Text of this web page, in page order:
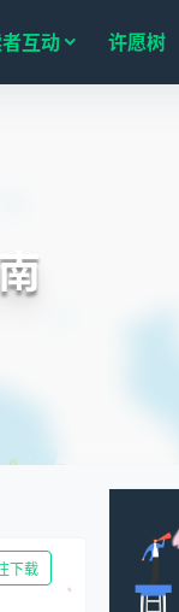
互动 许愿树
下载